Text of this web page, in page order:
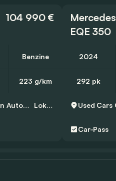
104 990 €
Benzine
223 g/km
Used Cars Center - Hedin Automotive Lokeren Lokeren
Mercedes
EQE 350
2024
292 pk
Car-Pass